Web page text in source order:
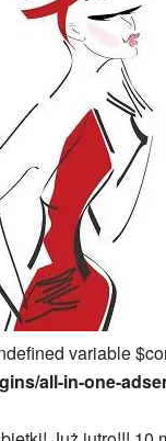
variable
all-in-one-